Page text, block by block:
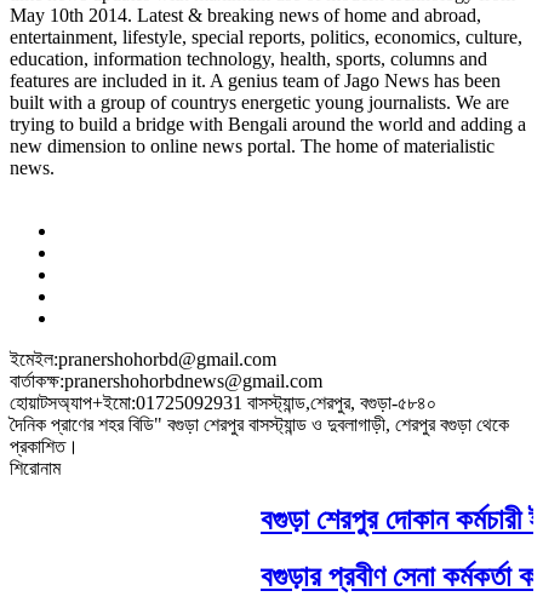
May 10th 2014. Latest & breaking news of home and abroad,
entertainment, lifestyle, special reports, politics, economics, culture,
education, information technology, health, sports, columns and
features are included in it. A genius team of Jago News has been
built with a group of countrys energetic young journalists. We are
trying to build a bridge with Bengali around the world and adding a
new dimension to online news portal. The home of materialistic
news.
ইমেইল:pranershohorbd@gmail.com
বার্তাকক্ষ:pranershohorbdnews@gmail.com
হোয়াটসঅ্যাপ+ইমো:01725092931 বাসস্ট্যান্ড,শেরপুর, বগুড়া-৫৮৪০
দৈনিক প্রাণের শহর বিডি" বগুড়া শেরপুর বাসস্ট্যান্ড ও দুবলাগাড়ী, শেরপুর বগুড়া থেকে
প্রকাশিত।
শিরোনাম
বগুড়া শেরপুর দোকান কর্মচারী
বগুড়ার প্রবীণ সেনা কর্মকর্তা